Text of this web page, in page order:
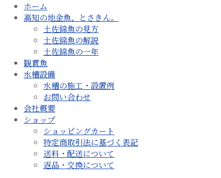
ホーム
高知の地金魚、とさきん。
土佐錦魚の見方
土佐錦魚の解説
土佐錦魚の一年
観賞魚
水槽設備
水槽の施工・設置例
お問い合わせ
会社概要
ショップ
ショッピングカート
特定商取引法に基づく表記
送料・配送について
返品・交換について